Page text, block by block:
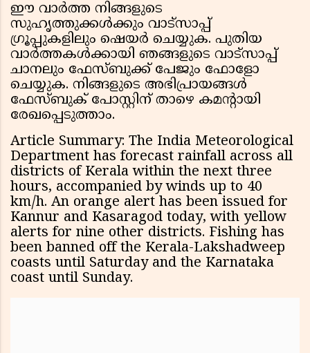
ഈ വാർത്ത നിങ്ങളുടെ
സുഹൃത്തുക്കൾക്കും വാട്സാപ്പ്
ഗ്രൂപ്പുകളിലും ഷെയർ ചെയ്യുക. പുതിയ
വാർത്തകൾക്കായി ഞങ്ങളുടെ വാട്സാപ്പ്
ചാനലും ഫേസ്ബുക്ക് പേജും ഫോളോ
ചെയ്യുക. നിങ്ങളുടെ അഭിപ്രായങ്ങൾ
ഫേസ്ബുക് പോസ്റ്റിന് താഴെ കമന്റായി
രേഖപ്പെടുത്താം.
Article Summary: The India Meteorological
Department has forecast rainfall across all
districts of Kerala within the next three
hours, accompanied by winds up to 40
km/h. An orange alert has been issued for
Kannur and Kasaragod today, with yellow
alerts for nine other districts. Fishing has
been banned off the Kerala-Lakshadweep
coasts until Saturday and the Karnataka
coast until Sunday.